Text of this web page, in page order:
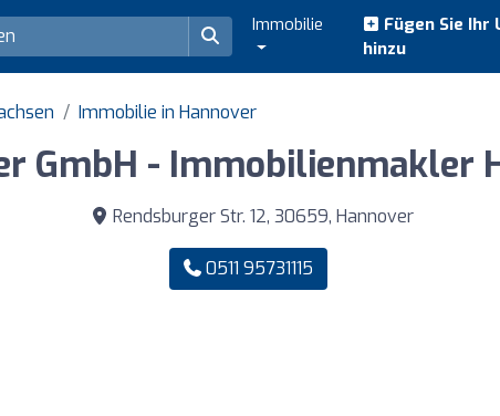
Immobilie
Fügen Sie
hinzu
Immobilie in Hannover
GmbH - Immobilienmakler
Rendsburger Str. 12, 30659, Hannover
0511 95731115